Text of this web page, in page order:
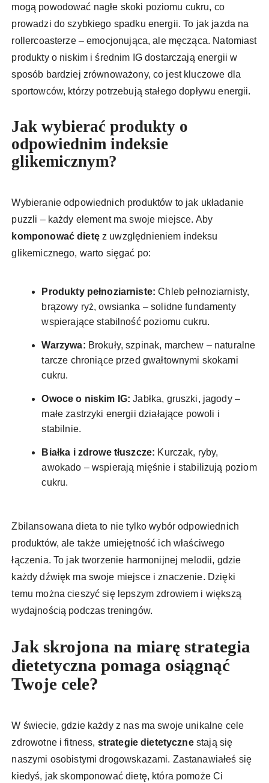
mogą powodować nagłe skoki poziomu cukru, co
prowadzi do szybkiego spadku energii. To jak jazda na
rollercoasterze – emocjonująca, ale męcząca. Natomiast
produkty o niskim i średnim IG dostarczają energii w
sposób bardziej zrównoważony, co jest kluczowe dla
sportowców, którzy potrzebują stałego dopływu energii.
Jak wybierać produkty o
odpowiednim indeksie
glikemicznym?
Wybieranie odpowiednich produktów to jak układanie
puzzli – każdy element ma swoje miejsce. Aby
komponować dietęz uwzględnieniem indeksu
glikemicznego, warto sięgać po:
Produkty pełnoziarniste: Chleb pełnoziarnisty,
brązowy ryż, owsianka – solidne fundamenty
wspierające stabilność poziomu cukru.
Warzywa: Brokuły, szpinak, marchew – naturalne
tarcze chroniące przed gwałtownymi skokami
cukru.
Owoce o niskim IG: Jabłka, gruszki, jagody –
małe zastrzyki energii działające powoli i
stabilnie.
Białka i zdrowe tłuszcze: Kurczak, ryby,
awokado – wspierają mięśnie i stabilizują poziom
cukru.
Zbilansowana dieta to nie tylko wybór odpowiednich
produktów, ale także umiejętność ich właściwego
łączenia. To jak tworzenie harmonijnej melodii, gdzie
każdy dźwięk ma swoje miejsce i znaczenie. Dzięki
temu można cieszyć się lepszym zdrowiem i większą
wydajnością podczas treningów.
Jak skrojona na miarę strategia
dietetyczna pomaga osiągnąć
Twoje cele?
W świecie, gdzie każdy z nas ma swoje unikalne cele
zdrowotne i fitness, strategie dietetycznestają się
naszymi osobistymi drogowskazami. Zastanawiałeś się
kiedyś, jak skomponować dietę, która pomoże Ci